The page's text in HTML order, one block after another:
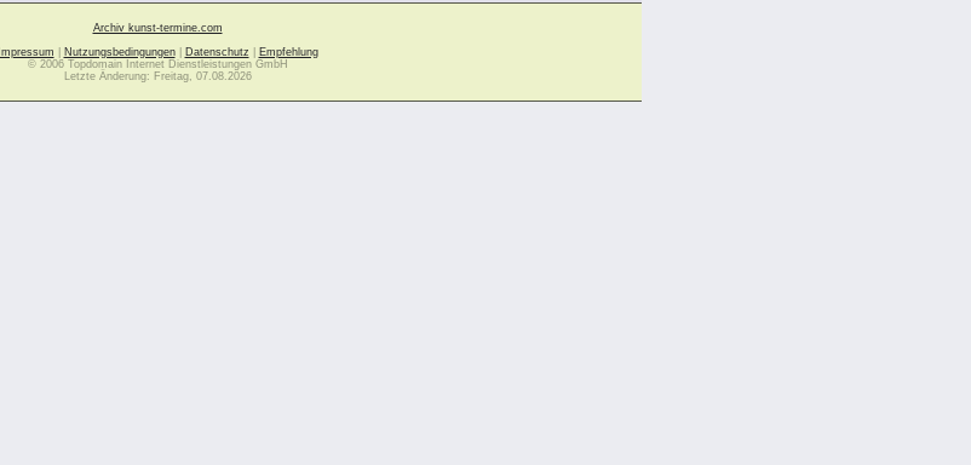
Archiv kunst-termine.com
Impressum
Nutzungsbedingungen| Datenschutz
Empfehlung
© 2006 Topdomain Internet Dienstleistungen GmbH
Letzte Änderung: Freitag, 07.08.2026